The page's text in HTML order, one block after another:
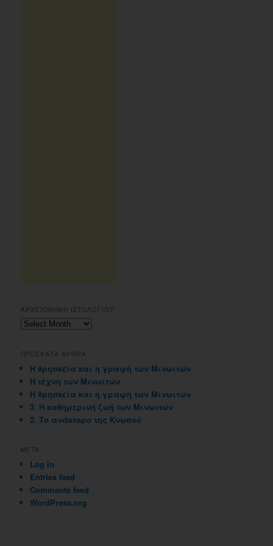
ΑΡΧΕΙΟΘΗΚΗ ΙΣΤΟΛΟΓΙΟΥ
Αρχειοθηκη
ΠΡΟΣΦΑΤΑ ΑΡΘΡΑ
Η θρησκεία και η γραφή των Μινωιτών
Η τέχνη των Μινωιτών
Η θρησκεία και η γραφή των Μινωιτών
3. Η καθημερινή ζωή των Μινωιτών
2. Το ανάκτορο της Κνωσού
META
Log in
Entries feed
Comments feed
WordPress.org